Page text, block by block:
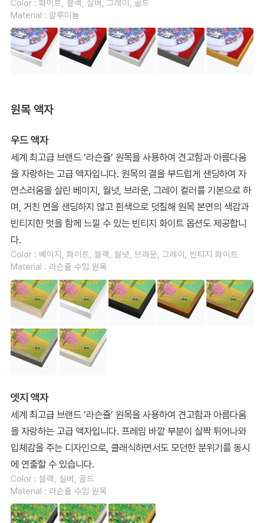
Color : 화이트, 블랙, 실버, 그레이, 골드
Material : 알루미늄
원목 액자
우드 액자
세계 최고급 브랜드 ‘라슨쥴’ 원목을 사용하여 견고함과 아름다움
을 자랑하는 고급 액자입니다. 원목의 결을 부드럽게 샌딩하여 자
연스러움을 살린 베이지, 월넛, 브라운, 그레이 컬러를 기본으로 하
며, 거친 면을 샌딩하지 않고 흰색으로 덧칠해 원목 본연의 색감과
빈티지한 멋을 함께 느낄 수 있는 빈티지 화이트 옵션도 제공합니
다.
Color : 베이지, 화이트, 블랙, 월넛, 브라운, 그레이, 빈티지 화이트
Material : 라슨쥴 수입 원목
엣지 액자
세계 최고급 브랜드 ‘라슨쥴’ 원목을 사용하여 견고함과 아름다움
을 자랑하는 고급 액자입니다. 프레임 바깥 부분이 살짝 튀어나와
입체감을 주는 디자인으로, 클래식하면서도 모던한 분위기를 동시
에 연출할 수 있습니다.
Color : 블랙, 실버, 골드
Material : 라슨쥴 수입 원목